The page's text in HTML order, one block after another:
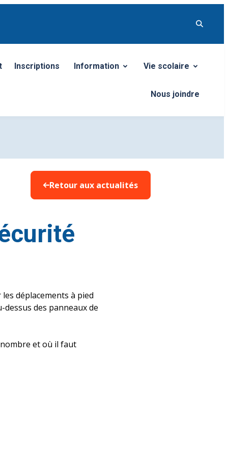
Inscriptions Information
Ouvrir/Fermer le sous-menu
Vie scolaire
Ouvrir/Fermer le
Nous joindre
Retour aux actualités
déplacements à pied
des panneaux de
et où il faut